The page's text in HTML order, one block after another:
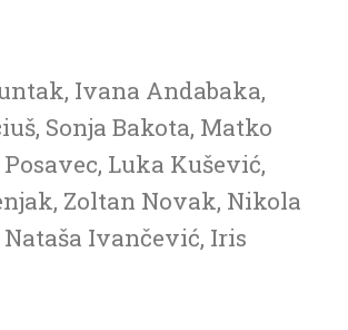
Ivana Andabaka,
Sonja Bakota, Matko
Luka Kušević,
Zoltan Novak, Nikola
Ivančević, Iris